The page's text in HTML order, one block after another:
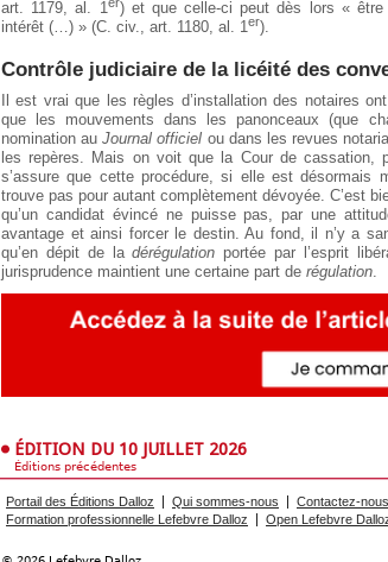
art. 1179, al. 1
) et que celle-ci peut dès lors « être
intérêt (…) » (C. civ., art. 1180, al. 1er).
Contrôle judiciaire de la licéité des
Il est vrai que les règles d’installation des notaires
que les mouvements dans les panonceaux (que
nomination auJournal officiel ou dans les revues
les repères. Mais on voit que la Cour de cassation,
s’assure que cette procédure, si elle est désormais
trouve pas pour autant complètement dévoyée. C’est
qu’un candidat évincé ne puisse pas, par une
avantage et ainsi forcer le destin. Au fond, il n’y a
qu’en dépit de ladérégulation portée par l’esprit
jurisprudence maintient une certaine part de régulation.
ÉDITION DU 10 JUILLET 2026
Éditions précédentes
Portail des Éditions Dalloz Qui sommes-nous Contactez-nous
Formation professionnelle Lefebvre Dalloz
Open Lefebvre